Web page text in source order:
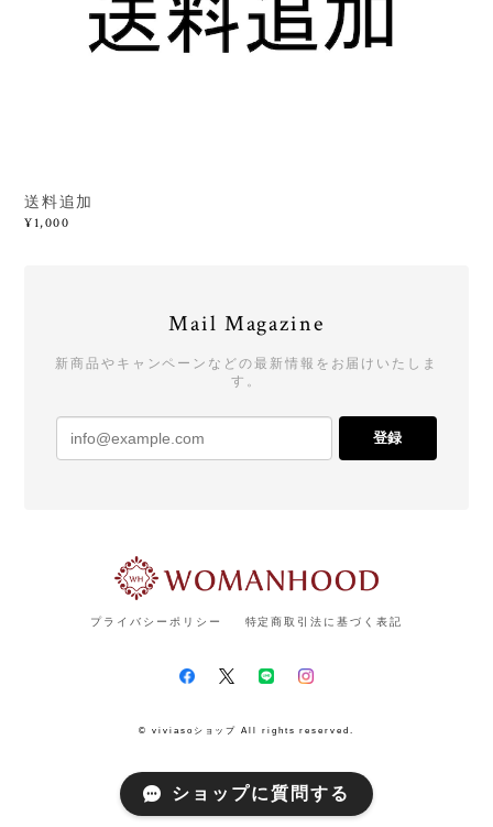
送料追加
¥1,000
Mail Magazine
新商品やキャンペーンなどの最新情報をお届けいたしま
す。
登録
プライバシーポリシー 特定商取引法に基づく表記
© viviasoショップ All rights reserved.
ショップに質問する